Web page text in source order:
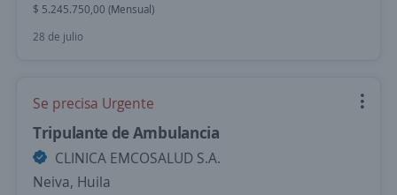
$ 5.245.750,00 (Mensual)
28 de julio
Se precisa Urgente
Tripulante de Ambulancia
CLINICA EMCOSALUD S.A.
Neiva, Huila